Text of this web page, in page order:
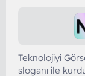
Teknolojiyi
sloganı ile